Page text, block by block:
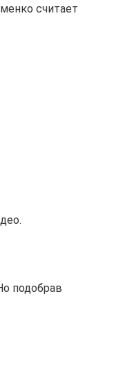
считает
подобрав